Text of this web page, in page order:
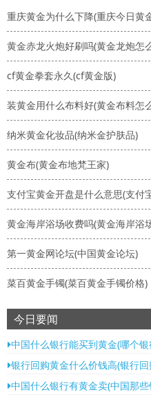
重庆黄金为什么下降(重庆今日黄
黄金赤龙火炮好刷吗(黄金龙炮怎
cf黄金拳套永久(cf黄金版)
装黄金用什么布料好(黄金布料怎
纳米黄金化妆品(纳米金护肤品)
黄金布(黄金布地梵王家)
支付宝黄金开盘是什么意思(支付
黄金海岸浴场收费吗(黄金海岸浴
第一黄金网论坛(中国黄金论坛)
菜百黄金手镯(菜百黄金手镯价格)
今日要闻
中国什么银行能买到黄金(哪个
银行回购黄金什么价钱高(银行
中国什么银行有黄金卖(中国那